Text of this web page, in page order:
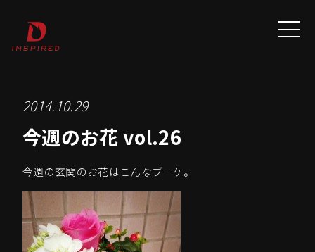
2014.10.29
今週のお花 vol.26
今週の玄関のお花はこんなブーケ。